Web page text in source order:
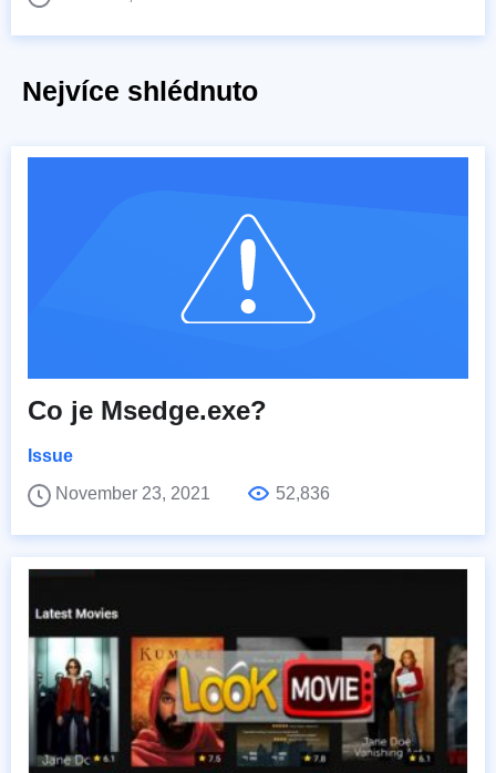
Nejvíce shlédnuto
Co je Msedge.exe?
Issue
November 23, 2021
52,836